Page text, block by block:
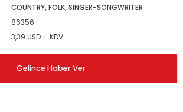
COUNTRY, FOLK, SINGER-SONGWRITER
86356
3,39 USD + KDV
Gelince Haber Ver